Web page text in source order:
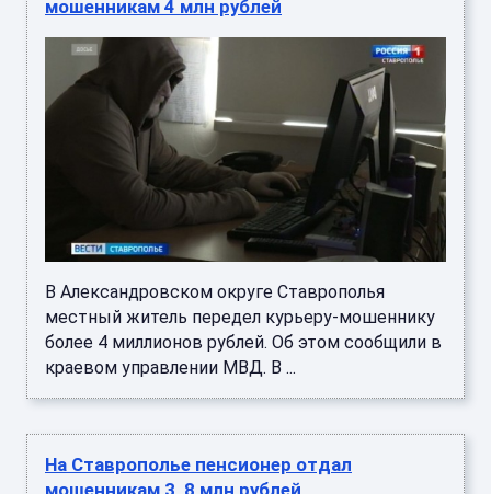
мошенникам 4 млн рублей
В Александровском округе Ставрополья
местный житель передел курьеру-мошеннику
более 4 миллионов рублей. Об этом сообщили в
краевом управлении МВД. В ...
На Ставрополье пенсионер отдал
мошенникам 3, 8 млн рублей